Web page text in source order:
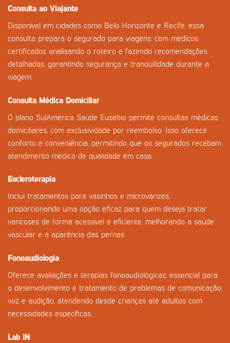
Consulta ao Viajante
Disponível em cidades como Belo Horizonte e Recife, essa
consulta prepara o segurado para viagens, com médicos
certificados analisando o roteiro e fazendo recomendações
detalhadas, garantindo segurança e tranquilidade durante a
viagem.
Consulta Médica Domiciliar
O plano SulAmérica Saúde Eusébio permite consultas médicas
domiciliares, com exclusividade por reembolso. Isso oferece
conforto e conveniência, permitindo que os segurados recebam
atendimento médico de qualidade em casa.
Escleroterapia
Inclui tratamentos para vasinhos e microvarizes,
proporcionando uma opção eficaz para quem deseja tratar
varicoses de forma acessível e eficiente, melhorando a saúde
vascular e a aparência das pernas.
Fonoaudiologia
Oferece avaliações e terapias fonoaudiológicas, essencial para
o desenvolvimento e tratamento de problemas de comunicação,
voz e audição, atendendo desde crianças até adultos com
necessidades específicas.
Lab IN